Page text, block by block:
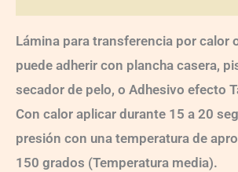
Lámina para transferencia por calor
puede adherir con plancha casera,
secador de pelo, o Adhesivo efecto
Con calor aplicar durante 15 a 20
presión con una temperatura de
150 grados (Temperatura media).